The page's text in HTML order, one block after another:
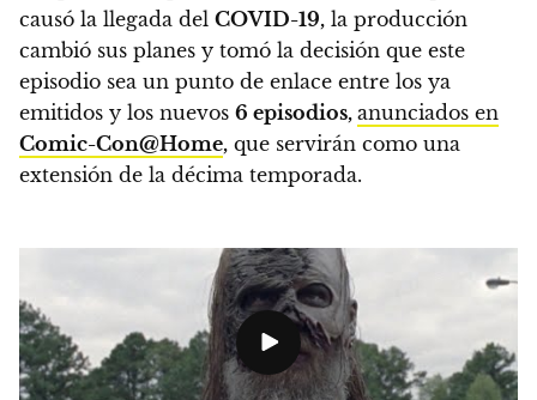
causó la llegada del COVID-19, la producción
cambió sus planes y tomó la decisión que este
episodio sea un punto de enlace entre los ya
emitidos y los nuevos 6 episodios, anunciados en
Comic-Con@Home, que servirán como una
extensión de la décima temporada.